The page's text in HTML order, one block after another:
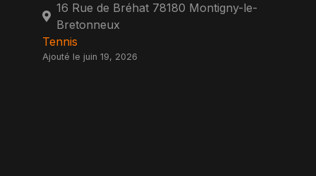
16 Rue de Bréhat 78180 Montigny-le-
Bretonneux
Tennis
Ajouté le juin 19, 2026